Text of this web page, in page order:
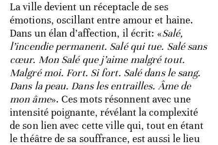
La ville devient un réceptacle de ses
émotions, oscillant entre amour et haine.
Dans un élan d’affection, il écrit: «Salé,
l’incendie permanent. Salé qui tue. Salé sans
cœur. Mon Salé que j’aime malgré tout.
Malgré moi. Fort. Si fort. Salé dans le sang.
Dans la peau. Dans les entrailles. Âme de
mon âme». Ces mots résonnent avec une
intensité poignante, révélant la complexité
de son lien avec cette ville qui, tout en étant
le théâtre de sa souffrance, est aussi le lieu